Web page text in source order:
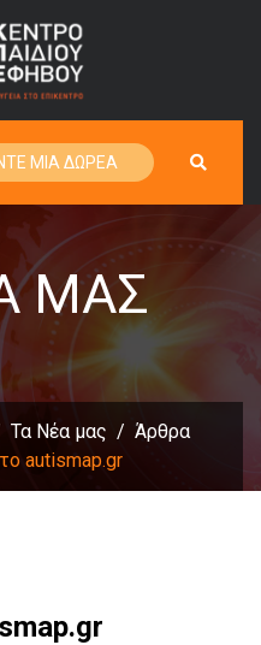
ΜΙΑ ΔΩΡΕΑ
ΜΑΣ
Τα Νέα μας
Άρθρα
autismap.gr